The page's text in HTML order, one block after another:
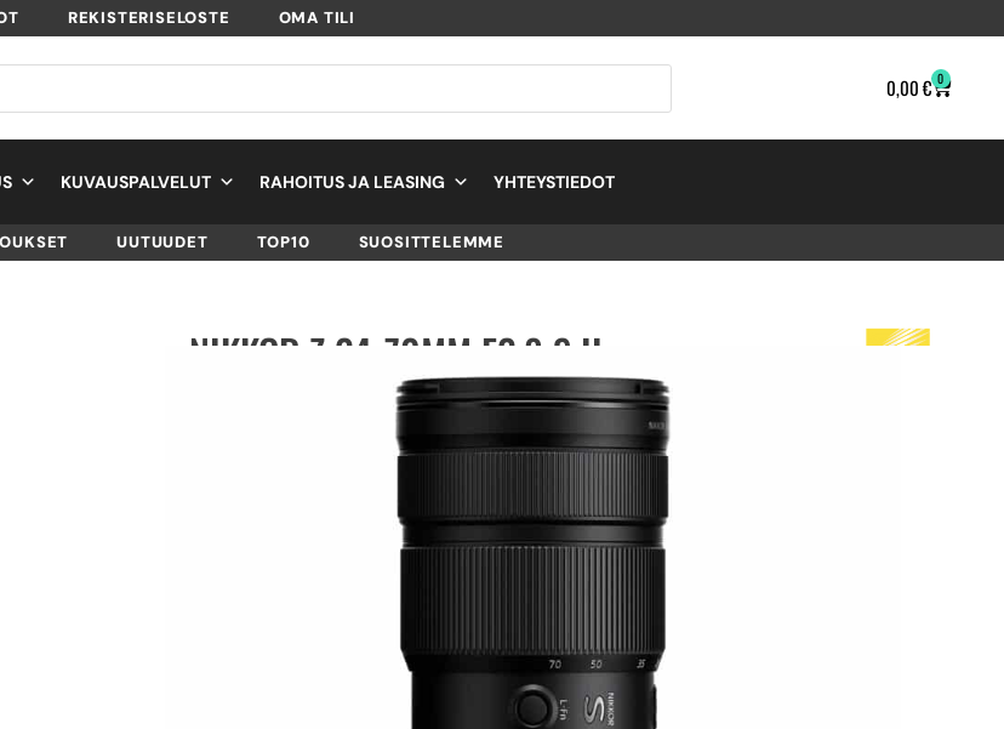
REKISTERISELOSTE OMA TILI
0,00€ 0
KUVAUSPALVELUT RAHOITUS JA LEASING YHTEYSTIEDOT
UUTUUDET TOP10 SUOSITTELEMME
NIKKOR Z 24-70MM F2.8 S II
TUOTTEEN SAATAVUUS
Tieto ei ole saatavilla.